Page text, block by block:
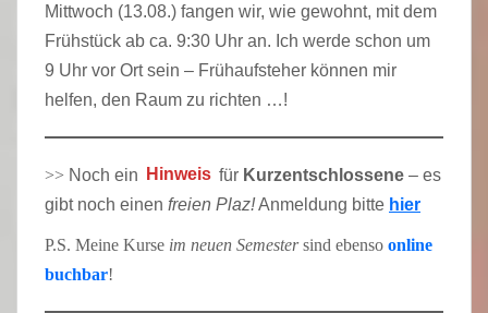
Mittwoch (13.08.) fangen wir, wie gewohnt, mit dem
Frühstück ab ca. 9:30 Uhr an. Ich werde schon um
9 Uhr vor Ort sein – Frühaufsteher können mir
helfen, den Raum zu richten …!
>> Noch ein Hinweis für Kurzentschlossene – es
gibt noch einen freien Plaz!Anmeldung bitte hier
P.S. Meine Kurse im neuen Semestersind ebenso online
buchbar!